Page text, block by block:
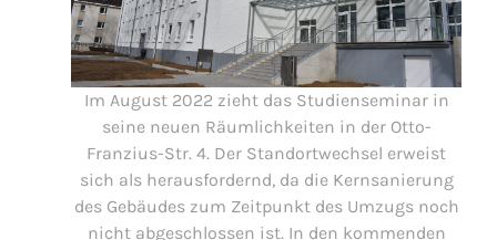
Im August 2022 zieht das Studienseminar in
seine neuen Räumlichkeiten in der Otto-
Franzius-Str. 4. Der Standortwechsel erweist
sich als herausfordernd, da die Kernsanierung
des Gebäudes zum Zeitpunkt des Umzugs noch
nicht abgeschlossen ist. In den kommenden